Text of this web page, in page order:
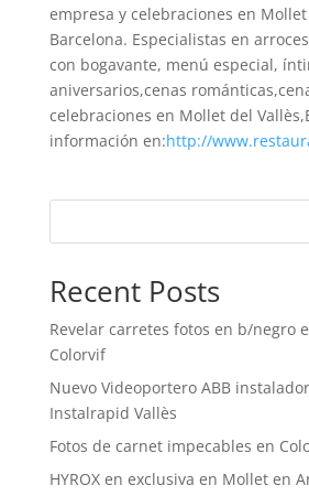
empresa y celebraciones en
Barcelona. Especialistas en
con bogavante, menú especial,
aniversarios,cenas
celebraciones en Mollet del
información en:http://
Recent Posts
Revelar carretes fotos en b/negro
Colorvif
Nuevo Videoportero ABB
Instalrapid Vallès
Fotos de carnet impecables en
HYROX en exclusiva en Mollet en